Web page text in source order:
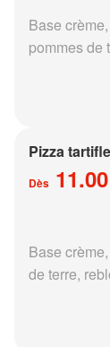
Base
pommes de
Pizza
Dès
Base
de terre,